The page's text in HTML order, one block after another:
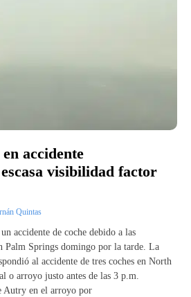
accidente
visibilidad factor
Quintas
accidente de coche debido a las
Palm Springs domingo por la tarde. La
al accidente de tres coches en North
o arroyo justo antes de las 3 p.m.
Autry en el arroyo por